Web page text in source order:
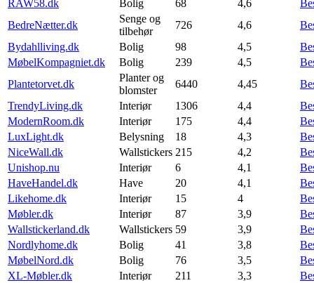
RAW58.dk
Bolig 68 4,6
BedreNætter.dk
Senge og
tilbehør
726 4,6
Bydahlliving.dk
Bolig 98 4,5
MøbelKompagniet.dk
Bolig 239 4,5
Plantetorvet.dk
Planter og
blomster
6440 4,45
TrendyLiving.dk
Interiør 1306 4,4
ModernRoom.dk
Interiør 175 4,4
LuxLight.dk
Belysning 18 4,3
NiceWall.dk
Wallstickers 215 4,2
Unishop.nu
Interiør 6 4,1
HaveHandel.dk
Have 20 4,1
Likehome.dk
Interiør 15 4
Møbler.dk
Interiør 87 3,9
Wallstickerland.dk
Wallstickers 59 3,9
Nordlyhome.dk
Bolig 41 3,8
MøbelNord.dk
Bolig 76 3,5
XL-Møbler.dk
Interiør 211 3,3